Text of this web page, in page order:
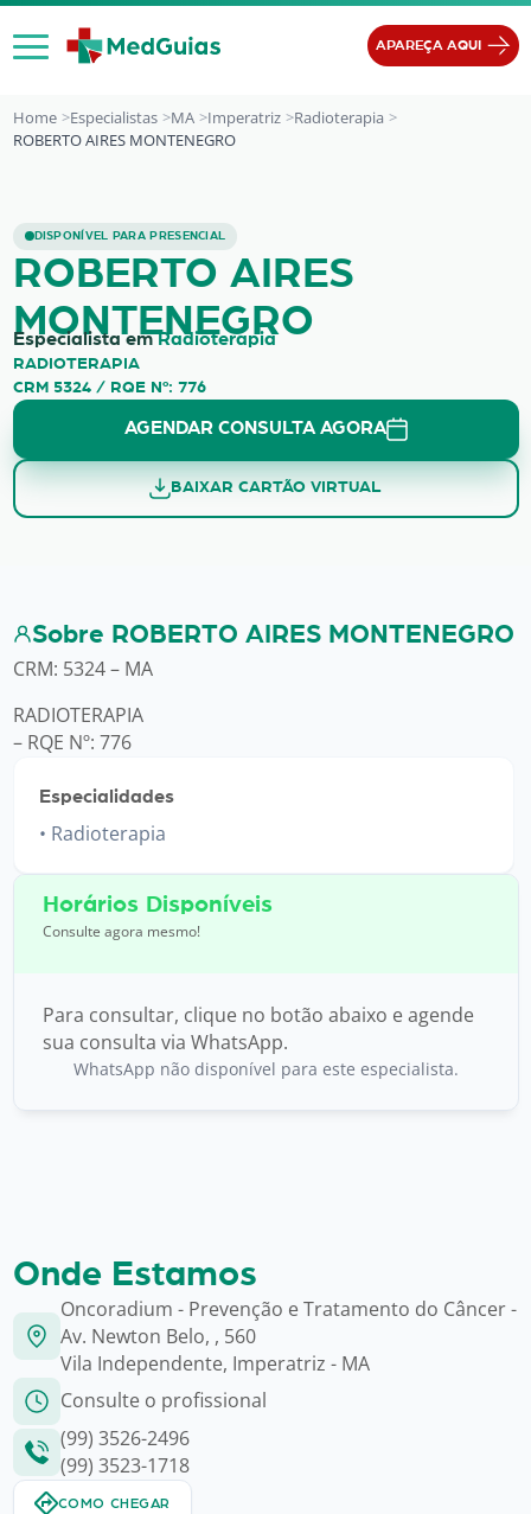
Ir para o conteúdo
APAREÇA AQUI
Home Especialistas MA Imperatriz
Radioterapia
ROBERTO AIRES MONTENEGRO
DISPONÍVEL PARA PRESENCIAL
ROBERTO AIRES MONTENEGRO
ROBERTO AIRES
MONTENEGRO
Especialista emRadioterapia
RADIOTERAPIA
CRM 5324 / RQE Nº: 776
AGENDAR CONSULTA AGORA
BAIXAR CARTÃO VIRTUAL
Sobre ROBERTO AIRES MONTENEGRO
CRM: 5324 – MA
RADIOTERAPIA
– RQE Nº: 776
Especialidades
Radioterapia
Horários Disponíveis
Consulte agora mesmo!
Para consultar, clique no botão abaixo e agende
sua consulta via WhatsApp.
WhatsApp não disponível para este especialista.
Onde Estamos
Oncoradium - Prevenção e Tratamento do Câncer -
Av. Newton Belo, , 560
Vila Independente, Imperatriz - MA
Consulte o profissional
(99) 3526-2496
(99) 3523-1718
COMO CHEGAR